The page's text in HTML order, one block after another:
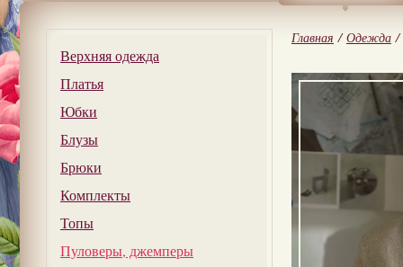
Верхняя одежда
Платья
Юбки
Блузы
Брюки
Комплекты
Топы
Пуловеры, джемперы
Главная / Одежда /